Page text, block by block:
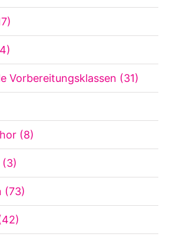
Vorbereitungsklassen (31)
(8)
(3)
(73)